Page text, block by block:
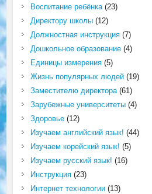
Воспитание ребёнка(23)
Директору школы(12)
Должностная инструкция(7)
Дошкольное образование(4)
Единицы измерения(5)
Жизнь популярных людей(19)
Заместителю директора(61)
Зарубежные университеты(4)
Здоровье(12)
Изучаем английский язык! (44)
Изучаем корейский язык! (5)
Изучаем русский язык! (16)
Инструкция(23)
Интернет технологии(13)